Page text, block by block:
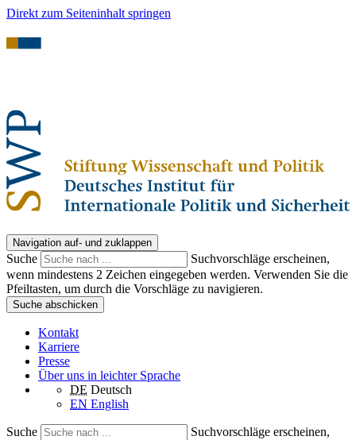
Direkt zum Seiteninhalt springen
Navigation auf- und zuklappen
Suche
Suchvorschläge erscheinen,
wenn mindestens 2 Zeichen eingegeben werden. Verwenden Sie die
Pfeiltasten, um durch die Vorschläge zu navigieren.
Suche abschicken
Kontakt
Karriere
Presse
Über uns in leichter Sprache
DE Deutsch
EN English
Suche
Suchvorschläge erscheinen,